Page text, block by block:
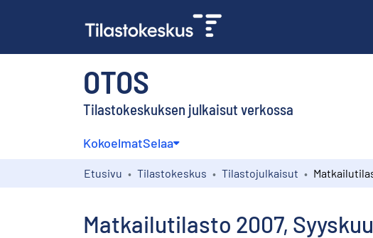
OTOS
Tilastokeskuksen julkaisut verkossa
KokoelmatSelaa
Etusivu Tilastokeskus Tilastojulkaisut
Matkailutilasto 2007, Syyskuu